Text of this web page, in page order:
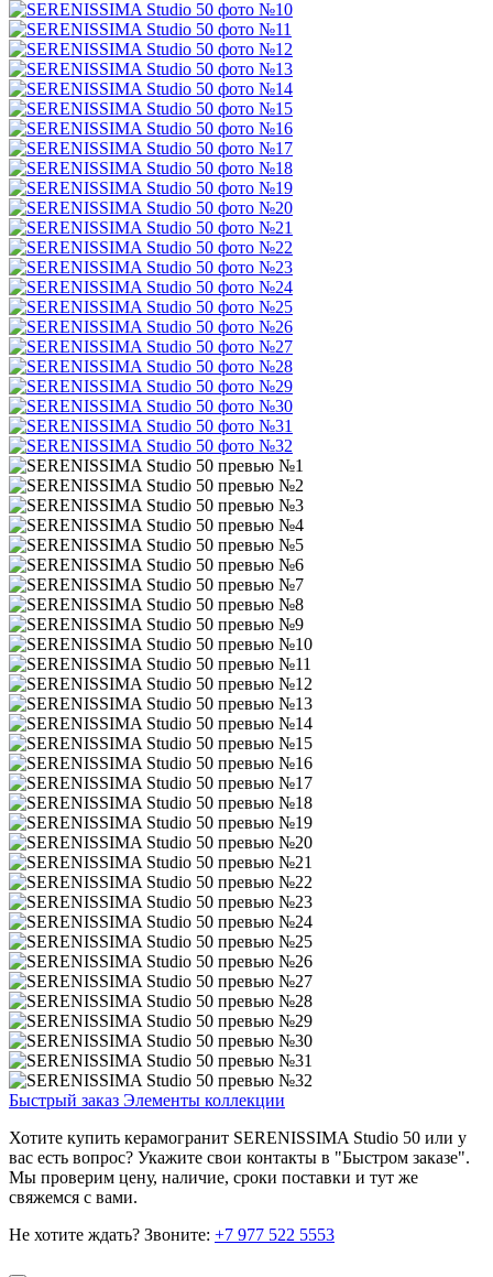
Быстрый заказ Элементы коллекции
Хотите купить керамогранит SERENISSIMA Studio 50 или у
вас есть вопрос? Укажите свои контакты в "Быстром заказе".
Мы проверим цену, наличие, сроки поставки и тут же
свяжемся с вами.
Не хотите ждать? Звоните: +7 977 522 5553